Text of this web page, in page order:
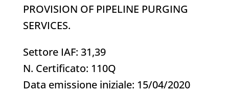
PROVISION OF PIPELINE PURGING
SERVICES.
Settore IAF: 31,39
N. Certificato: 110Q
Data emissione iniziale: 15/04/2020